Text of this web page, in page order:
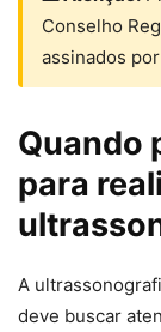
Conselho
assinados
Quando
para
A
deve buscar